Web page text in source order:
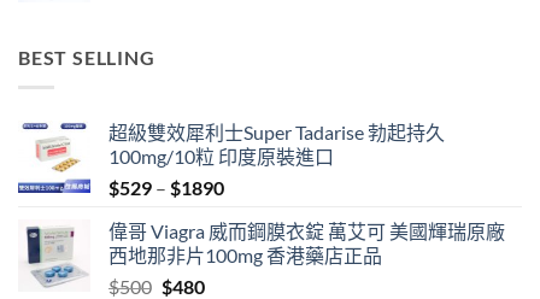
BEST SELLING
超級雙效犀利士Super Tadarise 勃起持久
100mg/10粒 印度原裝進口
$529 – $1890Price
$529
through
偉哥 Viagra 威而鋼膜衣錠 萬艾可 美國輝瑞原廠
西地那非片100mg 香港藥店正品
$500 Original
$480Current